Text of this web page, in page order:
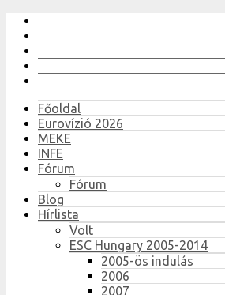
Főoldal
Eurovízió 2026
MEKE
INFE
Fórum
Fórum
Blog
Hírlista
Volt
ESC Hungary 2005-2014
2005-ös indulás
2006
2007